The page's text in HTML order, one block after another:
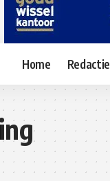
Home Redactie